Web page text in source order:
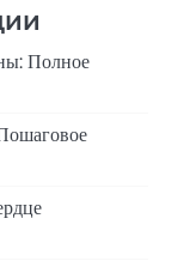
Полное